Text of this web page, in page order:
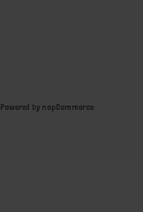
Powered by nopCommerce